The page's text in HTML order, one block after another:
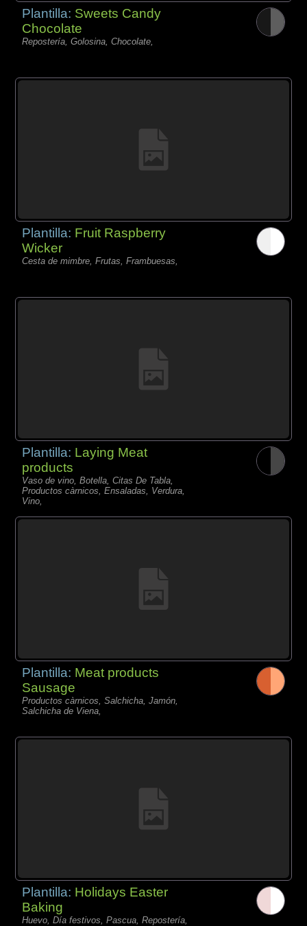
Plantilla: Sweets Candy
Chocolate
Repostería, Golosina, Chocolate,
Plantilla: Fruit Raspberry
Wicker
Cesta de mimbre, Frutas, Frambuesas,
Plantilla: Laying Meat
products
Vaso de vino, Botella, Citas De Tabla,
Productos càrnicos, Ensaladas, Verdura,
Vino,
Plantilla: Meat products
Sausage
Productos càrnicos, Salchicha, Jamón,
Salchicha de Viena,
Plantilla: Holidays Easter
Baking
Huevo, Día festivos, Pascua, Repostería,